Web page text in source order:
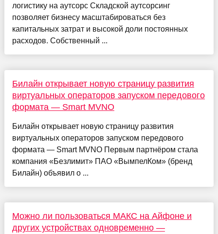
логистику на аутсорс Складской аутсорсинг
позволяет бизнесу масштабироваться без
капитальных затрат и высокой доли постоянных
расходов. Собственный ...
Билайн открывает новую страницу развития
виртуальных операторов запуском передового
формата — Smart MVNO
Билайн открывает новую страницу развития
виртуальных операторов запуском передового
формата — Smart MVNO Первым партнёром стала
компания «Безлимит» ПАО «ВымпелКом» (бренд
Билайн) объявил о ...
Можно ли пользоваться МАКС на Айфоне и
других устройствах одновременно —